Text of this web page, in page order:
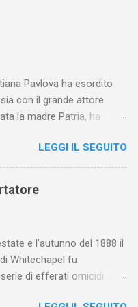
Pavlova ha esordito
con il grande attore
la madre Patria, ha
raggiunto la piena
grado di rinnovare
mondo teatrale
LEGGI IL SEGUITO
e l’autunno del 1888 il
Whitechapel fu
di efferati omicidi,